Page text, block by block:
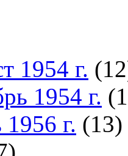
1954 г.
1954 г.
г. (13)